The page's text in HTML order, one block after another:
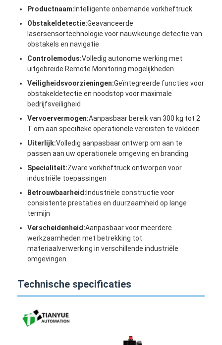
Alle Gevallen
Blog
Praatje Nu
Automatisch geleide AGV-voertuig
Intelligente onbemande vorkheftruck
Autonome AMR mobiele robot
Drie-dimensionale opslagshuttle
UGV-draadgestuurd vierwielig buitenchassis
AGV-ondersteunende laadapparatuur
AGV-componenten met mechanische wiel aandrijving
Vervaardiging van AGV-stuurwiel
Verpakking AGV Lifting Mechanism Assembly
Geautomatiseerde niet-standaardapparatuur
Productnaam: Intelligente onbemande vorkheftruck
Obstakeldetectie:Geavanceerde
lasersensortechnologie voor nauwkeurige detectie van
obstakels en navigatie
Controlemodus:Volledig autonome werking met
uitgebreide Remote Monitoring mogelijkheden
Veiligheidsvoorzieningen:Geïntegreerde functies voor
obstakeldetectie en noodstop voor maximale
bedrijfsveiligheid
Vervoervermogen:Aanpasbaar bereik van 300 kg tot 2
T om aan specifieke operationele vereisten te voldoen
Uiterlijk:Volledig aanpasbaar ontwerp om aan te
passen aan uw operationele omgeving en branding
Specialiteit:Zware vorkheftruck ontworpen voor
industriële toepassingen
Betrouwbaarheid: Industriële constructie voor
consistente prestaties en duurzaamheid op lange
termijn
Verscheidenheid:Aanpasbaar voor meerdere
werkzaamheden met betrekking tot
materiaalverwerking in verschillende industriële
omgevingen
Technische specificaties